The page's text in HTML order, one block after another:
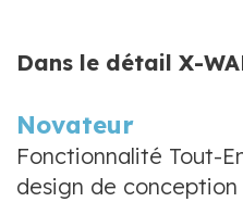
Dans le détail X-
Novateur
Fonctionnalité Tout-
design de